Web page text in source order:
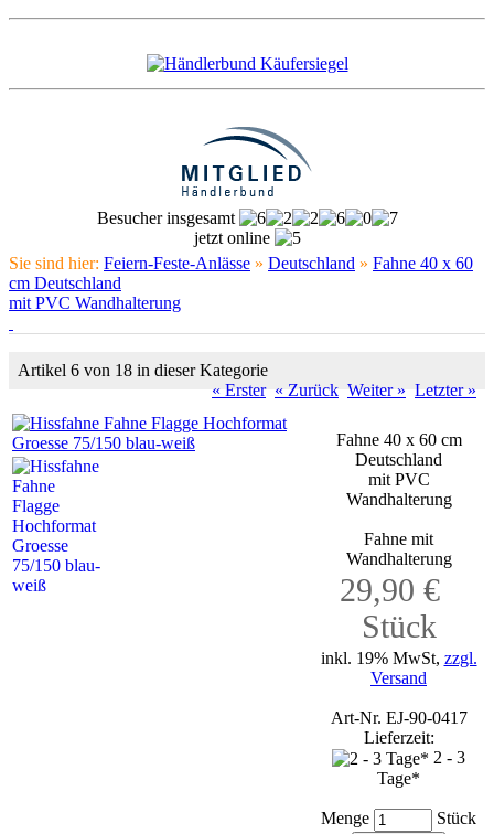
Besucher insgesamt
jetzt online
Sie sind hier: Feiern-Feste-Anlässe » Deutschland » Fahne 40 x 60
cm Deutschland
mit PVC Wandhalterung
Artikel 6 von 18 in dieser Kategorie
« Erster « Zurück Weiter » Letzter »
Fahne 40 x 60 cm
Deutschland
mit PVC
Wandhalterung
Fahne mit
Wandhalterung
29,90 €
Stück
inkl. 19% MwSt, zzgl.
Versand
Art-Nr. EJ-90-0417
Lieferzeit:
2 - 3
Tage*
Menge Stück